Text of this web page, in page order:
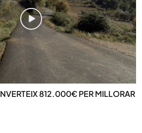
812.000€ PER MILLORAR